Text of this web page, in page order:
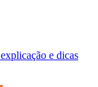
e dicas